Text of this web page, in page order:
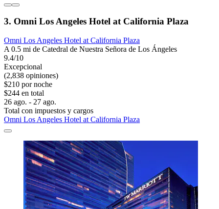
3. Omni Los Angeles Hotel at California Plaza
Omni Los Angeles Hotel at California Plaza
A 0.5 mi de Catedral de Nuestra Señora de Los Ángeles
9.4/10
Excepcional
(2,838 opiniones)
$210 por noche
$244 en total
26 ago. - 27 ago.
Total con impuestos y cargos
Omni Los Angeles Hotel at California Plaza